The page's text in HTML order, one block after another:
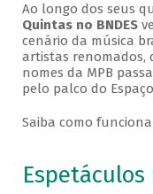
Ao longo dos seus
Quintas no BNDES
cenário da música
artistas renomados,
nomes da MPB
pelo palco do
Saiba como